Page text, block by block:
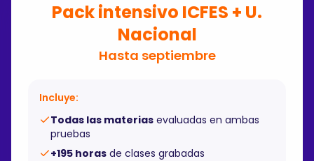
Pack intensivo ICFES + U.
Nacional
Hasta septiembre
Incluye:
Todas las materias evaluadas en ambas
pruebas
+195 horas de clases grabadas